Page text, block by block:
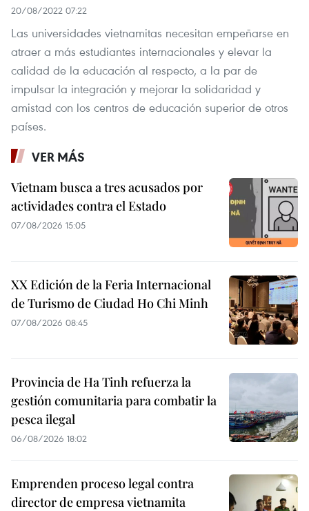
20/08/2022 07:22
Las universidades vietnamitas necesitan empeñarse en
atraer a más estudiantes internacionales y elevar la
calidad de la educación al respecto, a la par de
impulsar la integración y mejorar la solidaridad y
amistad con los centros de educación superior de otros
países.
VER MÁS
Vietnam busca a tres acusados por
actividades contra el Estado
07/08/2026 15:05
XX Edición de la Feria Internacional
de Turismo de Ciudad Ho Chi Minh
07/08/2026 08:45
Provincia de Ha Tinh refuerza la
gestión comunitaria para combatir la
pesca ilegal
06/08/2026 18:02
Emprenden proceso legal contra
director de empresa vietnamita